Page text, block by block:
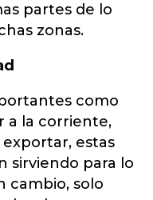
partes de lo
zonas.
como
a la corriente,
estas
sirviendo para lo
cambio, solo